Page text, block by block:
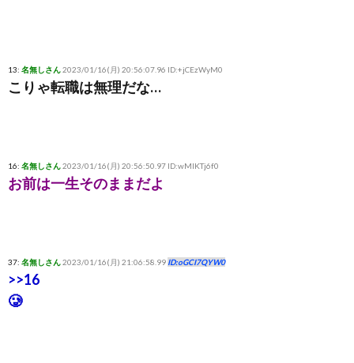
13: 名無しさん2023/01/16(月) 20:56:07.96 ID:+jCEzWyM0
こりゃ転職は無理だな…
16: 名無しさん2023/01/16(月) 20:56:50.97 ID:wMIKTj6f0
お前は一生そのままだよ
37: 名無しさん2023/01/16(月) 21:06:58.99 ID:oGCI7QYW0
>>16
🥲